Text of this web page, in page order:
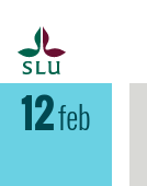
12feb